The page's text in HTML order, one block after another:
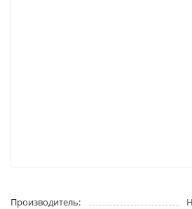
Производитель: